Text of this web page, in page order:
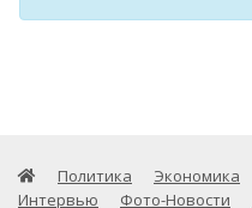
Политика Экономика
Интервью
Фото-Новости